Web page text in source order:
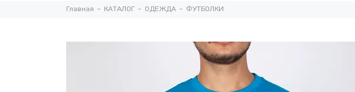
Главная КАТАЛОГ ОДЕЖДА ФУТБОЛКИ